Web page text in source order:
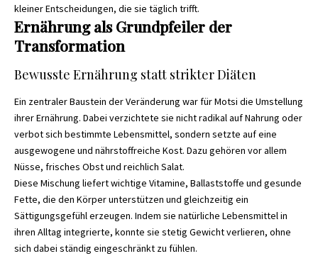
kleiner Entscheidungen, die sie täglich trifft.
Ernährung als Grundpfeiler der
Transformation
Bewusste Ernährung statt strikter Diäten
Ein zentraler Baustein der Veränderung war für Motsi die Umstellung
ihrer Ernährung. Dabei verzichtete sie nicht radikal auf Nahrung oder
verbot sich bestimmte Lebensmittel, sondern setzte auf eine
ausgewogene und nährstoffreiche Kost. Dazu gehören vor allem
Nüsse, frisches Obst und reichlich Salat.
Diese Mischung liefert wichtige Vitamine, Ballaststoffe und gesunde
Fette, die den Körper unterstützen und gleichzeitig ein
Sättigungsgefühl erzeugen. Indem sie natürliche Lebensmittel in
ihren Alltag integrierte, konnte sie stetig Gewicht verlieren, ohne
sich dabei ständig eingeschränkt zu fühlen.